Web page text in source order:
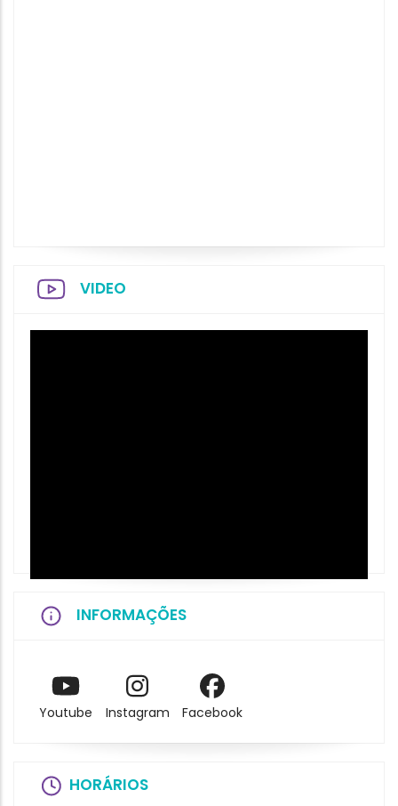
VIDEO
INFORMAÇÕES
Youtube Instagram Facebook
HORÁRIOS